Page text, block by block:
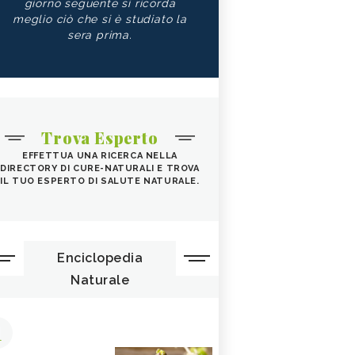
giorno seguente si ricorda
meglio ciò che si è studiato la
sera prima.
Trova Esperto
EFFETTUA UNA RICERCA NELLA
DIRECTORY DI CURE-NATURALI E TROVA
IL TUO ESPERTO DI SALUTE NATURALE.
Enciclopedia
Naturale